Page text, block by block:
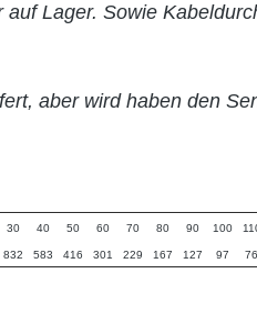
Lager. Sowie
aber wird haben den
30 40 50 60 70 80 90 100
832 583 416 301 229 167 127 97 76